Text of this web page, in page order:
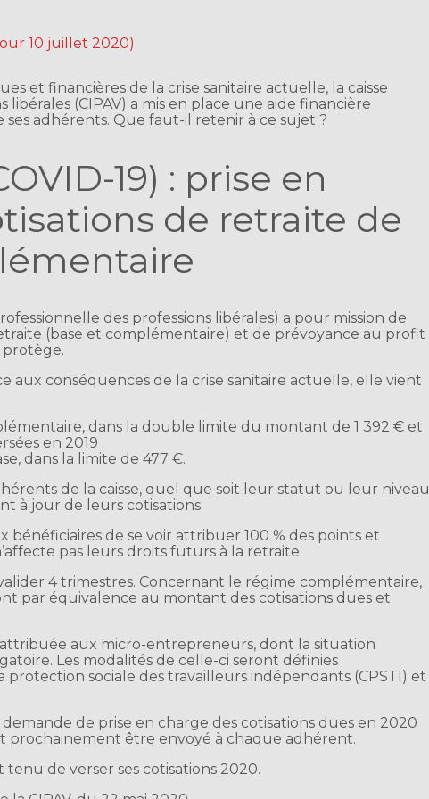
10 juillet 2020)
et financières de la crise sanitaire actuelle, la caisse
(CIPAV) a mis en place une aide financière
adhérents. Que faut-il retenir à ce sujet ?
19) : prise en
de retraite de
des professions libérales) a pour mission de
(base et complémentaire) et de prévoyance au profit
protège.
aux conséquences de la crise sanitaire actuelle, elle vient
dans la double limite du montant de 1 392 € et
en 2019 ;
dans la limite de 477 €.
de la caisse, quel que soit leur statut ou leur niveau
à jour de leurs cotisations.
bénéficiaires de se voir attribuer 100 % des points et
pas leurs droits futurs à la retraite.
4 trimestres. Concernant le régime complémentaire,
par équivalence au montant des cotisations dues et
attribuée aux micro-entrepreneurs, dont la situation
Les modalités de celle-ci seront définies
protection sociale des travailleurs indépendants (CPSTI) et
de prise en charge des cotisations dues en 2020
prochainement être envoyé à chaque adhérent.
tenu de verser ses cotisations 2020.